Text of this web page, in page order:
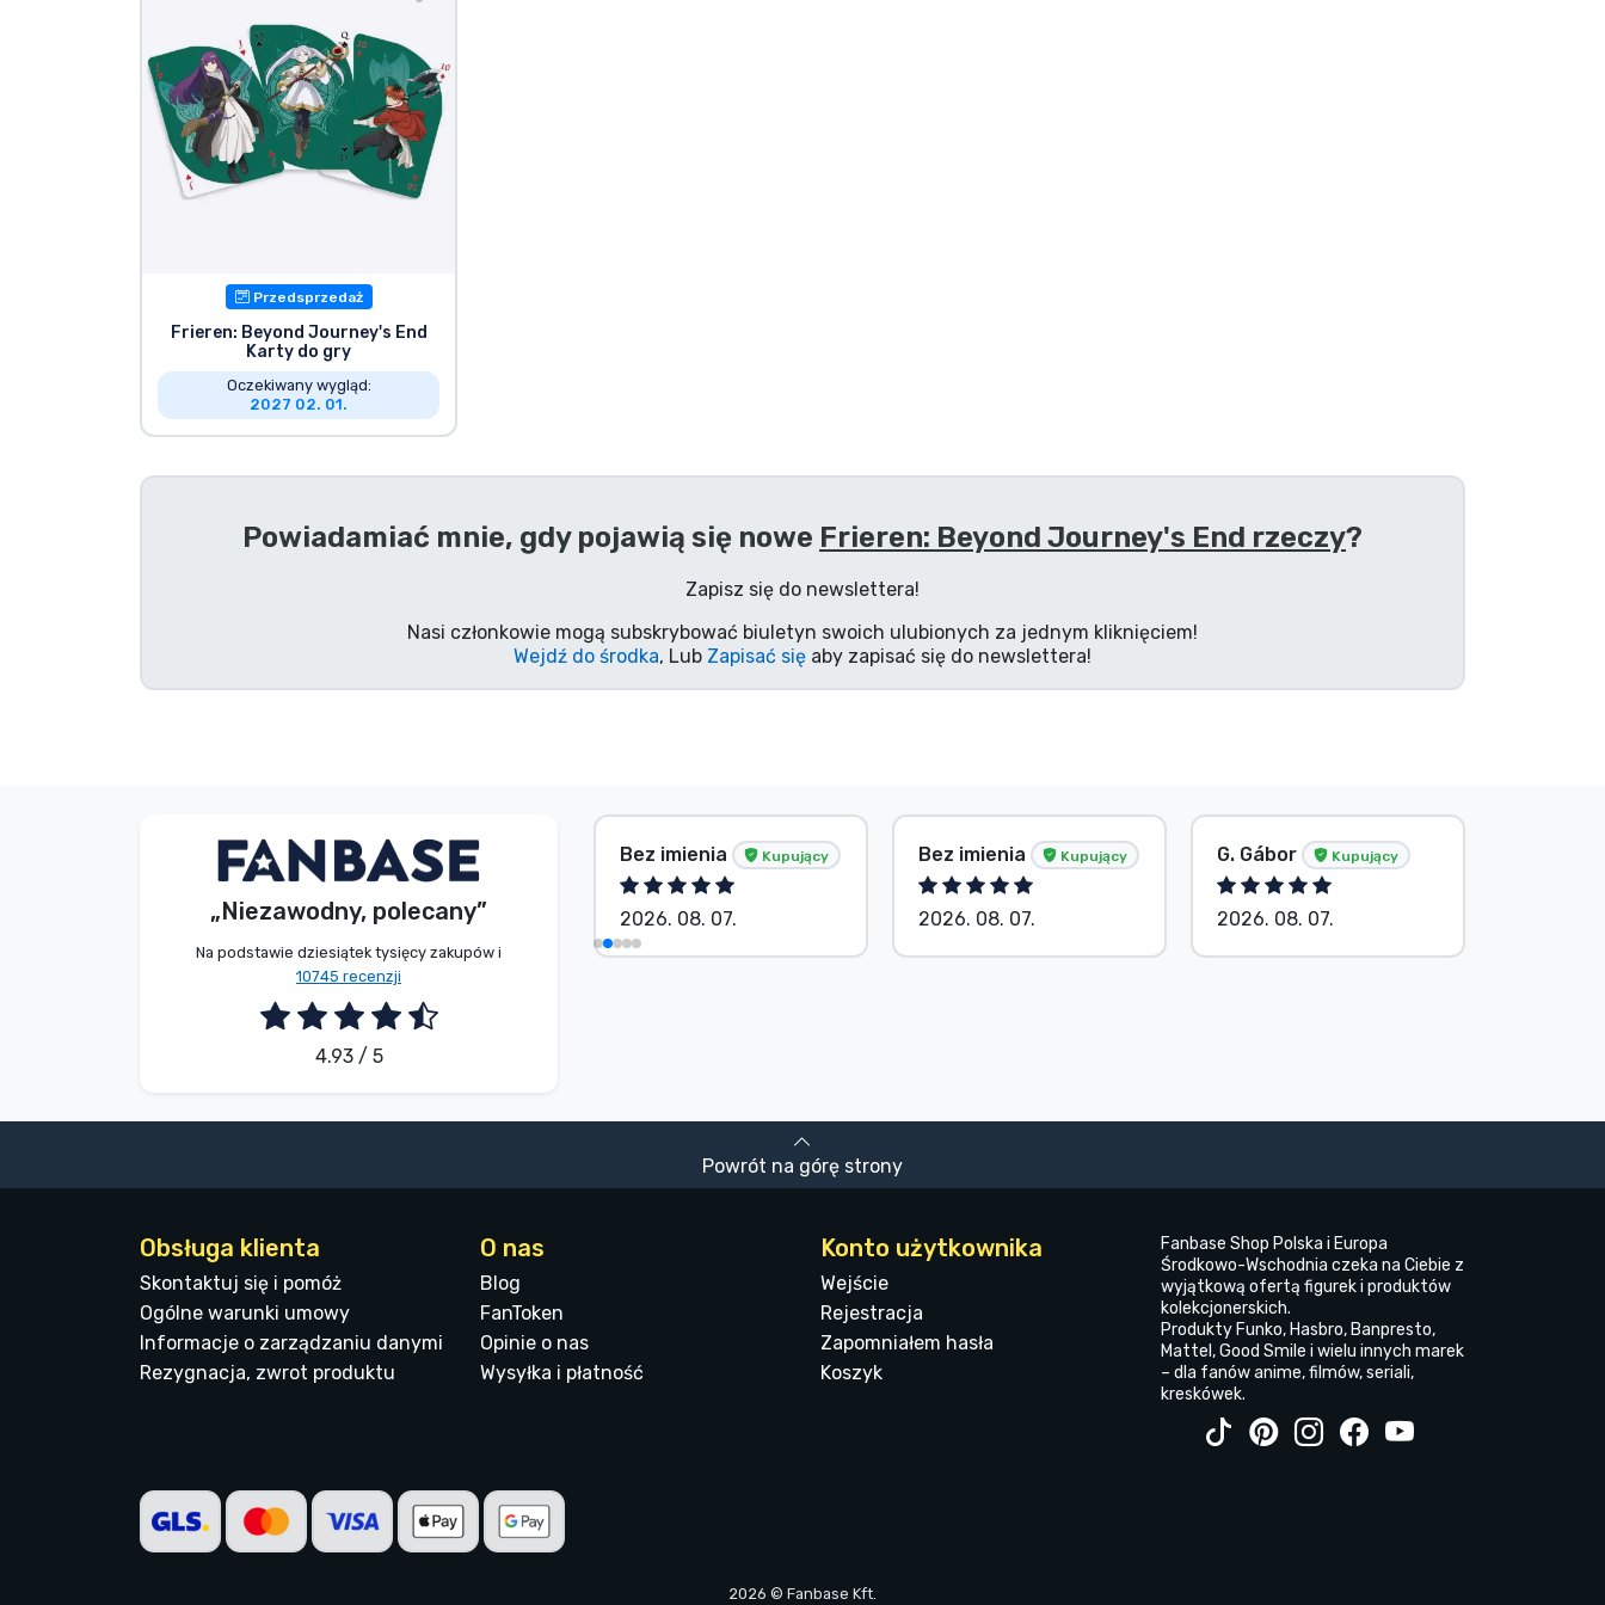
Przedsprzedaż
Frieren: Beyond Journey's End
Karty do gry
Oczekiwany wygląd:
2027 02. 01.
Powiadamiać mnie, gdy pojawią się nowe Frieren: Beyond Journey's End rzeczy?
Zapisz się do newslettera!
Nasi członkowie mogą subskrybować biuletyn swoich ulubionych za jednym kliknięciem!
Wejdź do środka, Lub Zapisać się aby zapisać się do newslettera!
„Niezawodny, polecany”
Na podstawie dziesiątek tysięcy zakupów i
10745 recenzji
4.93 / 5
Bez imienia Kupujący
2026. 08. 08.
Bez imienia Kupujący
2026. 08. 07.
Bez imienia Kupujący
2026. 08. 07.
G. Gábor Kupujący
2026. 08. 07.
Powrót na górę strony
Obsługa klienta
Skontaktuj się i pomóż
Ogólne warunki umowy
Informacje o zarządzaniu danymi
Rezygnacja, zwrot produktu
O nas
Blog
FanToken
Opinie o nas
Wysyłka i płatność
Konto użytkownika
Wejście
Rejestracja
Zapomniałem hasła
Koszyk
Fanbase Shop Polska i Europa
Środkowo-Wschodnia czeka na Ciebie z
wyjątkową ofertą figurek i produktów
kolekcjonerskich.
Produkty Funko, Hasbro, Banpresto,
Mattel, Good Smile i wielu innych marek
– dla fanów anime, filmów, seriali,
kreskówek.
2026 © Fanbase Kft.
Rzeczy seryjne
Rzeczy filmowe
Wspaniałe rzeczy
Rzeczy dla graczy
Rzeczy sportowe
Rzeczy muzyczne